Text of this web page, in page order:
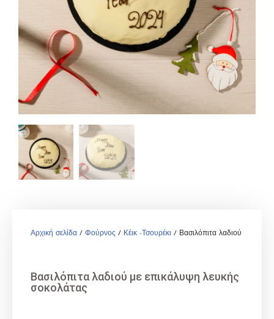
Αρχική σελίδα / Φούρνος / Κέικ -Τσουρέκι / Βασιλόπιτα λαδιού με
Βασιλόπιτα λαδιού με επικάλυψη λευκής
σοκολάτας